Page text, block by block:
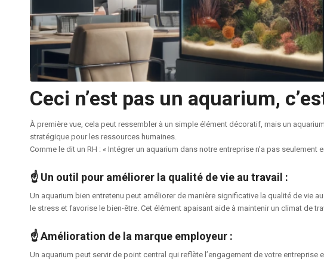
Ceci n’est pas un aquarium,
À première vue, cela peut ressembler à un simple élément décoratif, mais un
stratégique pour les ressources humaines.
Comme le dit un RH : « Intégrer un aquarium dans notre entreprise n’a pas
☝️ Un outil pour améliorer la qualité de vie au travail :
Un aquarium bien entretenu peut améliorer de manière significative la qualité de vie
le stress et favorise le bien-être. Cet élément apaisant aide à maintenir un climat de
☝️Amélioration de la marque employeur :
Un aquarium peut servir de point central qui reflète l’engagement de votre entreprise